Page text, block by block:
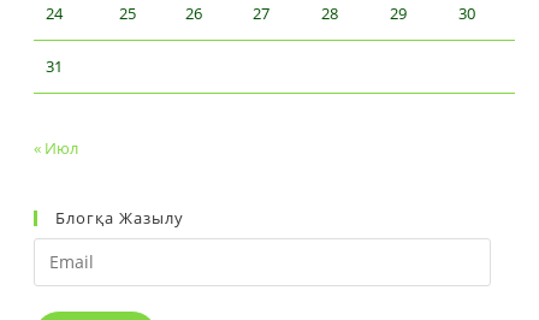
24 25 26 27 28 29 30
31
« Июл
Блогқа Жазылу
Email